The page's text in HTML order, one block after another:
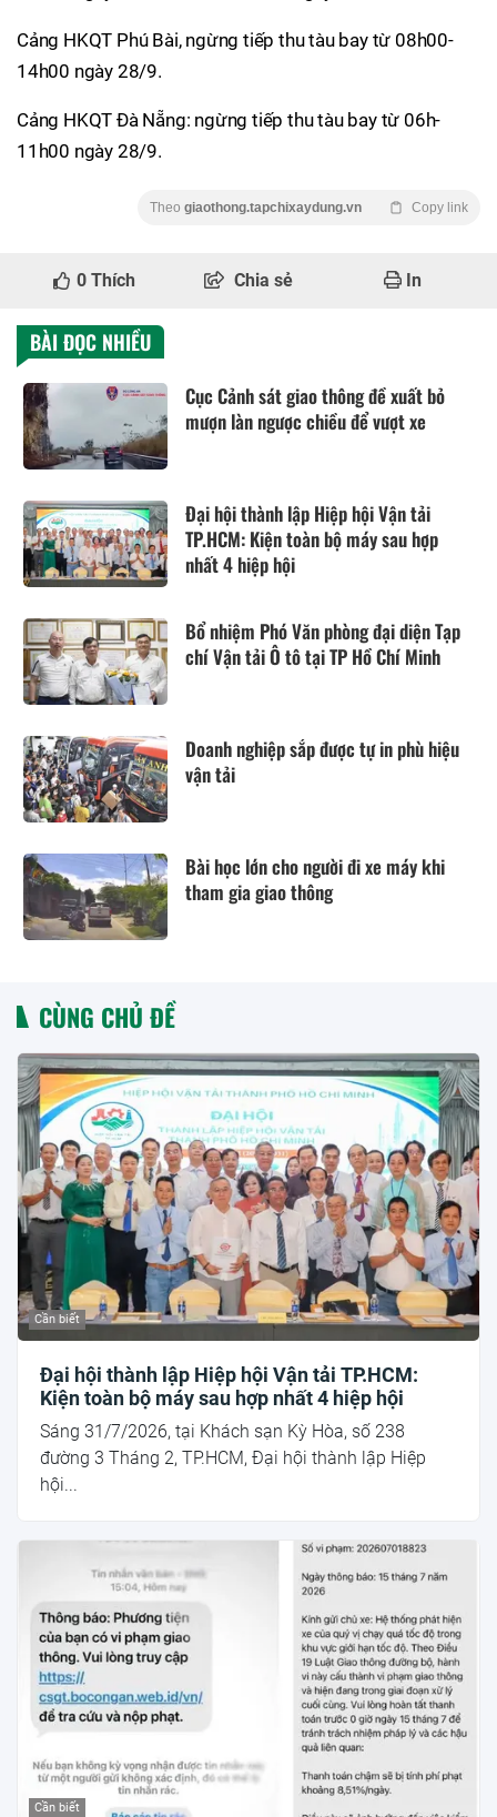
Cảng HKQT Phú Bài, ngừng tiếp thu tàu bay từ 08h00-
14h00 ngày 28/9.
Cảng HKQT Đà Nẵng: ngừng tiếp thu tàu bay từ 06h-
11h00 ngày 28/9.
Theo giaothong.tapchixaydung.vn Copy link
0 Thích Chia sẻ In
BÀI ĐỌC NHIỀU
Cục Cảnh sát giao thông đề xuất bỏ
mượn làn ngược chiều để vượt xe
Đại hội thành lập Hiệp hội Vận tải
TP.HCM: Kiện toàn bộ máy sau hợp
nhất 4 hiệp hội
Bổ nhiệm Phó Văn phòng đại diện Tạp
chí Vận tải Ô tô tại TP Hồ Chí Minh
Doanh nghiệp sắp được tự in phù hiệu
vận tải
Bài học lớn cho người đi xe máy khi
tham gia giao thông
CÙNG CHỦ ĐỀ
Cần biết
Đại hội thành lập Hiệp hội Vận tải TP.HCM:
Kiện toàn bộ máy sau hợp nhất 4 hiệp hội
Sáng 31/7/2026, tại Khách sạn Kỳ Hòa, số 238
đường 3 Tháng 2, TP.HCM, Đại hội thành lập Hiệp
hội...
Cần biết